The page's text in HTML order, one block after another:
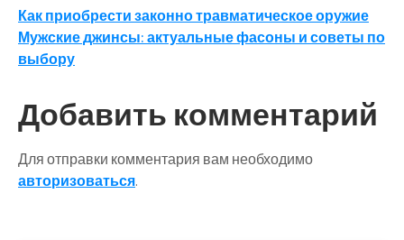
Навигация
по
Как приобрести законно травматическое оружие
Мужские джинсы: актуальные фасоны и советы по
выбору
Добавить комментарий
Для отправки комментария вам необходимо
авторизоваться.